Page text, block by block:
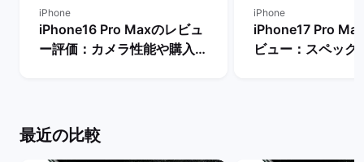
iPhone
iPhone16 Pro Maxのレビュ
ー評価：カメラ性能や購入す
iPhone
iPhone17 Pro
ビュー：スペック
最近の比較